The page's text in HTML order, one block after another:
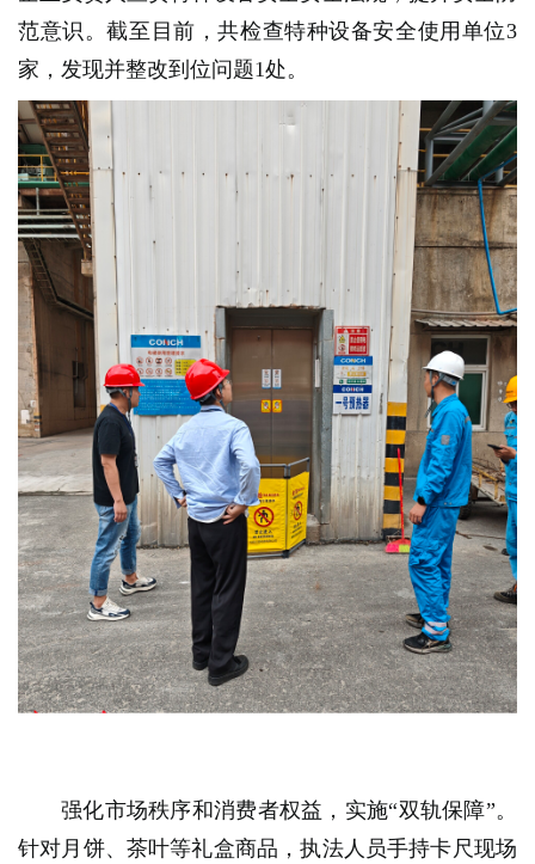
范意识。截至目前，共检查特种设备安全使用单位3
家，发现并整改到位问题1处。
强化市场秩序和消费者权益，实施“双轨保障”。
针对月饼、茶叶等礼盒商品，执法人员手持卡尺现场